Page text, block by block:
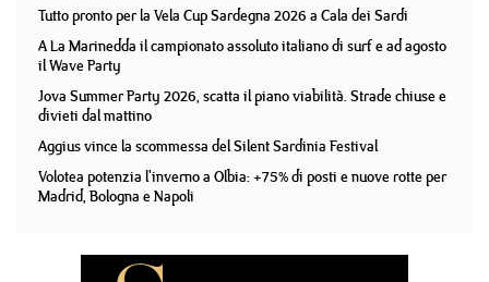
Tutto pronto per la Vela Cup Sardegna 2026 a Cala dei Sardi
A La Marinedda il campionato assoluto italiano di surf e ad agosto
il Wave Party
Jova Summer Party 2026, scatta il piano viabilità. Strade chiuse e
divieti dal mattino
Aggius vince la scommessa del Silent Sardinia Festival
Volotea potenzia l'inverno a Olbia: +75% di posti e nuove rotte per
Madrid, Bologna e Napoli